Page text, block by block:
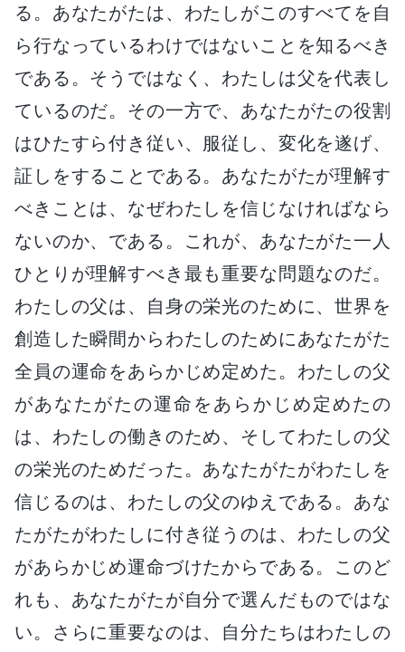
る。あなたがたは、わたしがこのすべてを自
ら行なっているわけではないことを知るべき
である。そうではなく、わたしは父を代表し
ているのだ。その一方で、あなたがたの役割
はひたすら付き従い、服従し、変化を遂げ、
証しをすることである。あなたがたが理解す
べきことは、なぜわたしを信じなければなら
ないのか、である。これが、あなたがた一人
ひとりが理解すべき最も重要な問題なのだ。
わたしの父は、自身の栄光のために、世界を
創造した瞬間からわたしのためにあなたがた
全員の運命をあらかじめ定めた。わたしの父
があなたがたの運命をあらかじめ定めたの
は、わたしの働きのため、そしてわたしの父
の栄光のためだった。あなたがたがわたしを
信じるのは、わたしの父のゆえである。あな
たがたがわたしに付き従うのは、わたしの父
があらかじめ運命づけたからである。このど
れも、あなたがたが自分で選んだものではな
い。さらに重要なのは、自分たちはわたしの